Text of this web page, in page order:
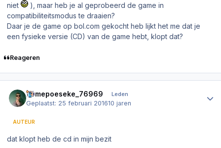
niet
), maar heb je al geprobeerd de game in
compatibiliteitsmodus te draaien?
Daar je de game op bol.com gekocht heb lijkt het me dat je
een fysieke versie (CD) van de game hebt, klopt dat?
Reageren
homepoeseke_76969 Leden
Geplaatst: 25 februari 201610 jaren
AUTEUR
dat klopt heb de cd in mijn bezit